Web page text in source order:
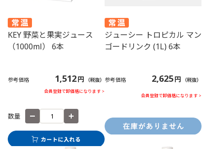
KEY 野菜と果実ジュース
（1000ml） 6本
参考価格 1,512円 （税抜）
会員登録で卸価格になります >
数量
ジューシー トロピカル マン
ゴードリンク (1L) 6本
参考価格 2,625円 （税抜）
会員登録で卸価格になります >